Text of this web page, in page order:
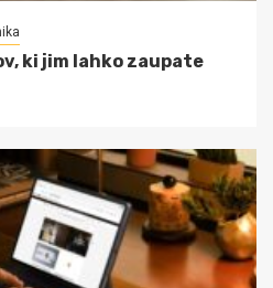
ki jim lahko zaupate